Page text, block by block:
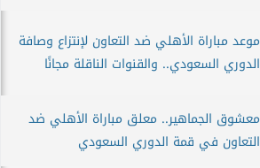
موعد مباراة الأهلي ضد التعاون لإنتزاع وصافة
الدوري السعودي.. والقنوات الناقلة مجانًا
معشوق الجماهير.. معلق مباراة الأهلي ضد
التعاون في قمة الدوري السعودي